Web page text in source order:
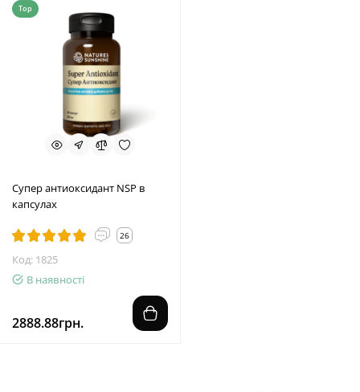
Top
Супер антиоксидант NSP в
капсулах
26
Код: 1825
В наявності
2888.88грн.